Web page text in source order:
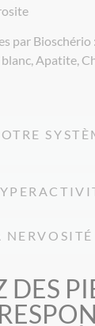
NERVOSITÉ
par Bioschério :
Apatite,